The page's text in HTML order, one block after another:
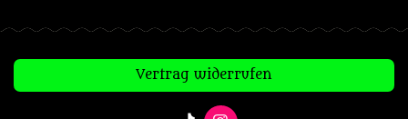
Vertrag widerrufen